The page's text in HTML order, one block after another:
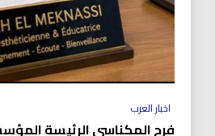
اخبار العرب
فرح المكناسي الرئيسة